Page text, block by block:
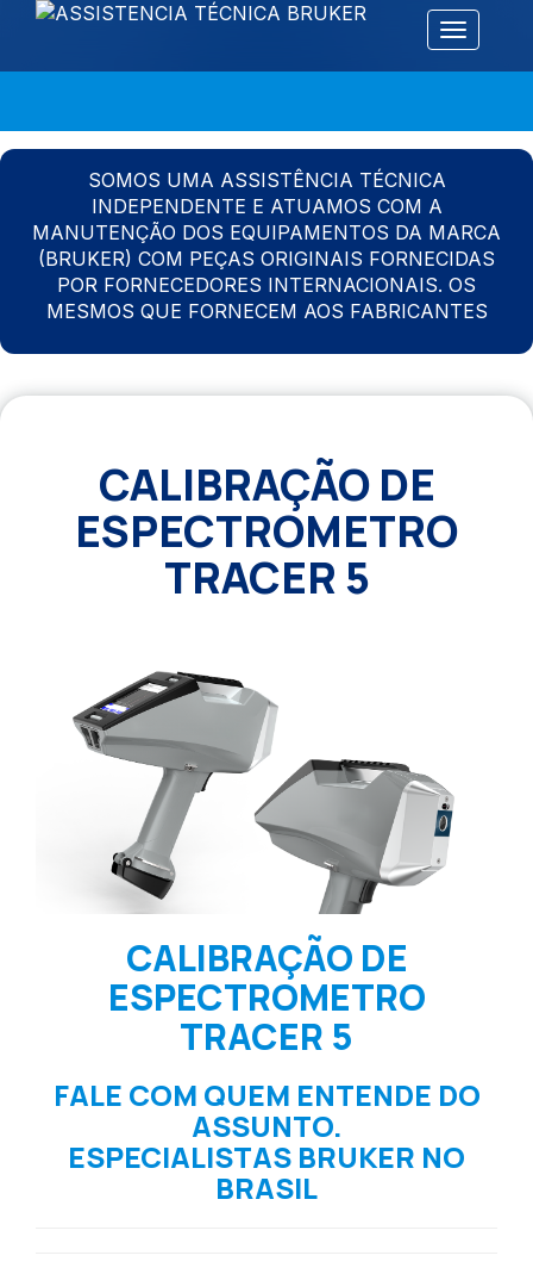
Alternar
SOMOS UMA ASSISTÊNCIA TÉCNICA
INDEPENDENTE E ATUAMOS COM A
MANUTENÇÃO DOS EQUIPAMENTOS DA MARCA
(BRUKER) COM PEÇAS ORIGINAIS FORNECIDAS
POR FORNECEDORES INTERNACIONAIS. OS
MESMOS QUE FORNECEM AOS FABRICANTES
CALIBRAÇÃO DE
ESPECTROMETRO
TRACER 5
CALIBRAÇÃO DE
ESPECTROMETRO
TRACER 5
FALE COM QUEM ENTENDE DO
ASSUNTO.
ESPECIALISTAS BRUKER NO
BRASIL